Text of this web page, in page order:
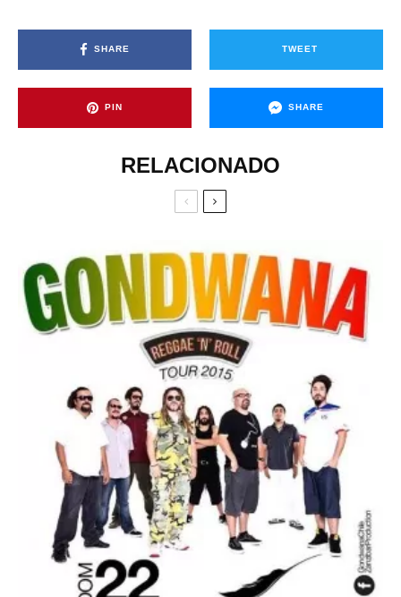
SHARE TWEET
PIN SHARE
RELACIONADO